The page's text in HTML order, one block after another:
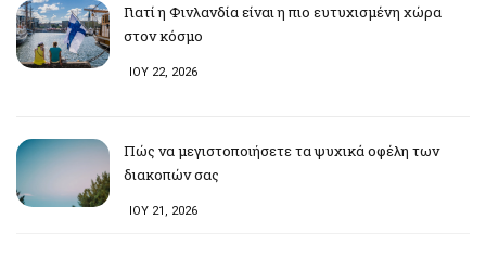
Γιατί η Φινλανδία είναι η πιο ευτυχισμένη χώρα
στον κόσμο
ΙΟΥ 22, 2026
Πώς να μεγιστοποιήσετε τα ψυχικά οφέλη των
διακοπών σας
ΙΟΥ 21, 2026